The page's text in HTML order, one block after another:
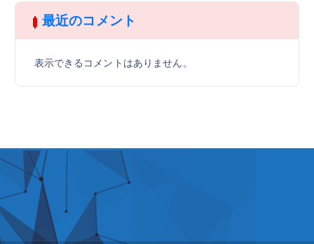
最近のコメント
表示できるコメントはありません。